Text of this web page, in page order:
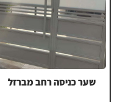
שער כניסה רחב מברזל